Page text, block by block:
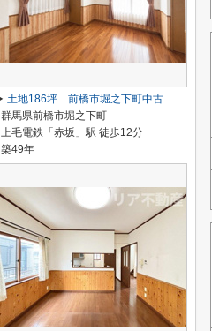
土地186坪 前橋市堀之下町中古
群馬県前橋市堀之下町
上毛電鉄「赤坂」駅 徒歩12分
築49年